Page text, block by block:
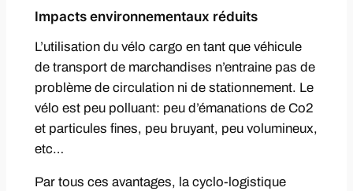
Impacts environnementaux réduits
L’utilisation du vélo cargo en tant que véhicule
de transport de marchandises n’entraine pas de
problème de circulation ni de stationnement. Le
vélo est peu polluant: peu d’émanations de Co2
et particules fines, peu bruyant, peu volumineux,
etc…
Par tous ces avantages, la cyclo-logistique